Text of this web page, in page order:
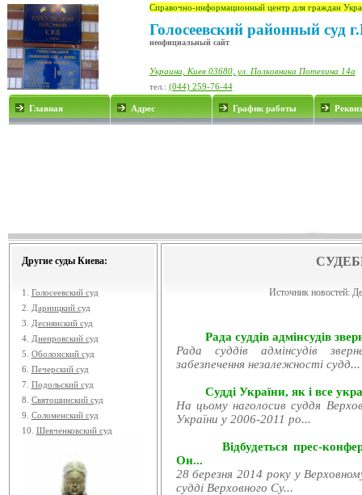
Справочно-информационный центр для граждан
Голосеевский районный суд
неофициальный сайт
Украина, Киев 03680, ул. Полковника Потехина 14а
тел.: (044) 259-76-44
Главная Адрес График работы
Другие суды Киева:
1. Голосеевский суд
2.
Дарницкий суд
3.
Деснянский суд
4. Днепровский суд
5. Оболонский суд
6. Печерский суд
7. Подольский суд
8. Святошинский суд
9. Соломенский суд
10. Шевченковский суд
Источник новостей:
Рада суддів адмінсудів
Рада суддів адмінсудів
забезпечення незалежності судд...
Судді України, як і все
На цьому наголосив суддя
України у 2006-2011 ро...
Відбудеться прес-
Он...
28 березня 2014 року у
судді Верховного Су...